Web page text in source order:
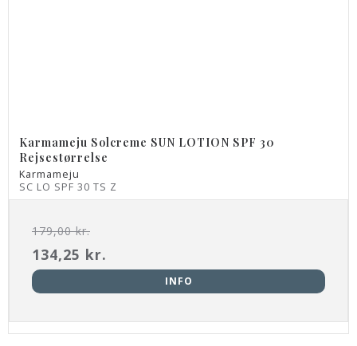
Karmameju Solcreme SUN LOTION SPF 30
Rejsestørrelse
Karmameju
SC LO SPF 30 TS Z
179,00 kr.
134,25 kr.
INFO